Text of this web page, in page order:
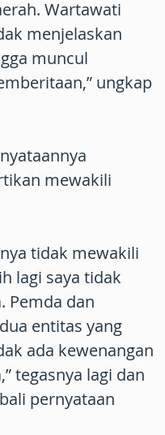
Wartawati
menjelaskan
muncul
ungkap
mewakili
tidak mewakili
lagi saya tidak
Pemda dan
entitas yang
ada kewenangan
tegasnya lagi dan
pernyataan